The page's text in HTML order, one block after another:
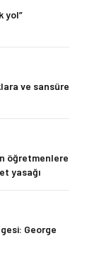
yol”
ve sansüre
öğretmenlere
yasağı
George